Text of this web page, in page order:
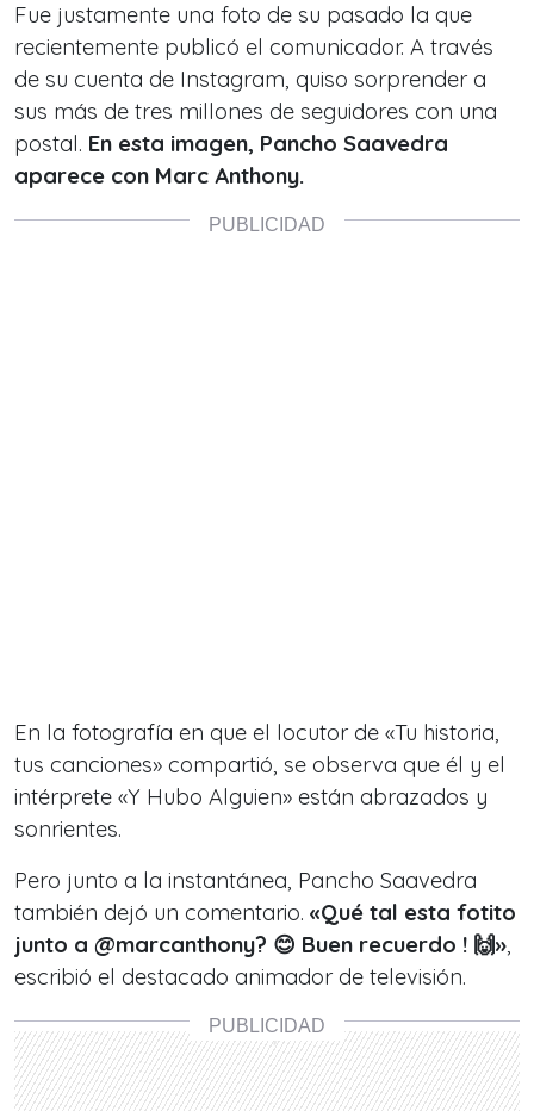
Fue justamente una foto de su pasado la que
recientemente publicó el comunicador. A través
de su cuenta de Instagram, quiso sorprender a
sus más de tres millones de seguidores con una
postal. En esta imagen, Pancho Saavedra
aparece con Marc Anthony.
En la fotografía en que el locutor de «Tu historia,
tus canciones» compartió, se observa que él y el
intérprete «Y Hubo Alguien» están abrazados y
sonrientes.
Pero junto a la instantánea, Pancho Saavedra
también dejó un comentario. «Qué tal esta fotito
junto a @marcanthony? 😊 Buen recuerdo ! 🙌»,
escribió el destacado animador de televisión.